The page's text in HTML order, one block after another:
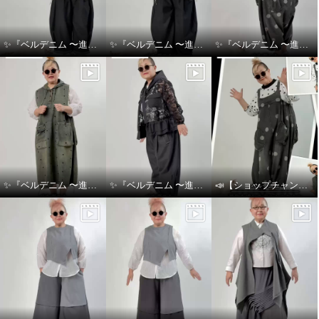
✨『ベルデニム 〜進化を感じるデニムスタイル〜』✨ ✨『ベルデニム 〜進化を感じるデニムスタイル〜』✨ ✨『ベルデニム 〜進化を感じるデニムスタイル〜』✨
✨『ベルデニム 〜進化を感じるデニムスタイル〜』✨ ✨『ベルデニム 〜進化を感じるデニムスタイル〜』✨ 📣【ショップチャンネル生放送のお知らせ】👖💙